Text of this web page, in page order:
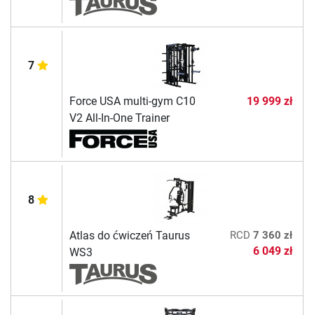
7
Force USA multi-gym C10
V2 All-In-One Trainer
19 999 zł
8
Atlas do ćwiczeń Taurus
WS3
RCD 7 360 zł
6 049 zł